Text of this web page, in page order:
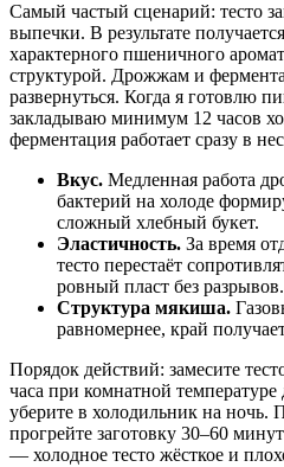
Самый частый сценарий: тесто
выпечки. В результате
характерного пшеничного
структурой. Дрожжам и
развернуться. Когда я готовлю
закладываю минимум 12 часов
ферментация работает сразу в
Вкус. Медленная работа
бактерий на холоде
сложный хлебный букет.
Эластичность. За время
тесто перестаёт
ровный пласт без разрывов.
Структура мякиша.
равномернее, край
Порядок действий: замесите
часа при комнатной температуре
уберите в холодильник на ночь.
прогрейте заготовку 30–60
— холодное тесто жёсткое и